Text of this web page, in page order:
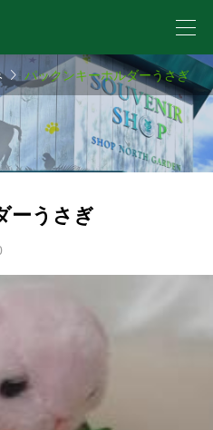
パックンキーホルダーうさぎ
ーうさぎ